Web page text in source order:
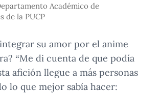
Académico de
de la PUCP
su amor por el anime
“Me di cuenta de que podía
afición llegue a más personas
lo que mejor sabía hacer: